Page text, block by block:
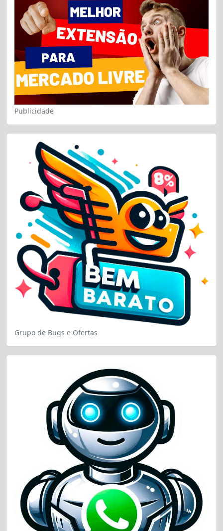
Publicidade
Grupo de Bugs e Ofertas